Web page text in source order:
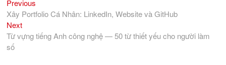
Điều
hướng
bài
viết
Previous
post:
Xây Portfolio Cá Nhân: LinkedIn, Website và GitHub
NextNext
post:
Từ vựng tiếng Anh công nghệ — 50 từ thiết yếu cho người làm
số